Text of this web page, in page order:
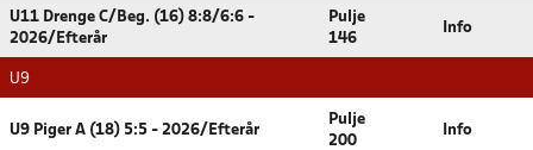
U11 Drenge C/Beg. (16) 8:8/6:6 -
2026/Efterår
Pulje
146
Info
U9
U9 Piger A (18) 5:5 - 2026/Efterår
Pulje
200
Info